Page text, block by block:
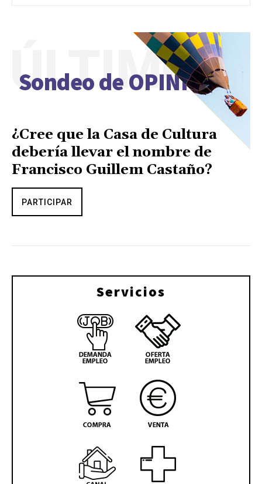
Sondeo de OPINIÓN
ÚLTIMO
¿Cree que la Casa de Cultura
debería llevar el nombre de
Francisco Guillem Castaño?
PARTICIPAR
Servicios